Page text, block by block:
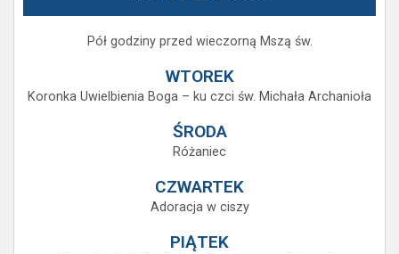
Pół godziny przed wieczorną Mszą św.
WTOREK
Koronka Uwielbienia Boga – ku czci św. Michała Archanioła
ŚRODA
Różaniec
CZWARTEK
Adoracja w ciszy
PIĄTEK